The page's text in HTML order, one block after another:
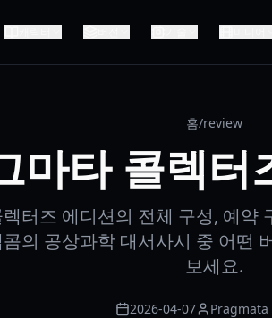
홈/review
마타 콜렉터
터즈 에디션의 전체 구성, 예약
의 공상과학 대서사시 중 어떤
보세요.
2026-04-07 Pragmata